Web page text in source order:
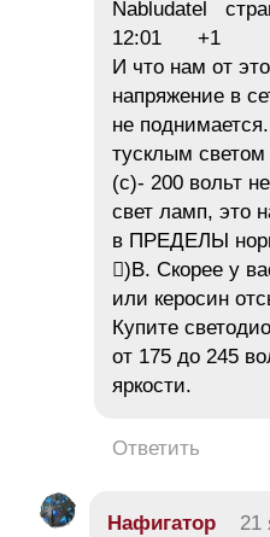
Nabludatel
12:01 +1
И что нам от
напряжение в
не
тусклым светом
(с)- 200 вольт
свет ламп, это
в ПРЕДЕЛЫ
𠡺)В. Скорее у
или керосин
Купите
от 175 до 245
яркости.
Ответить
Нафигатор 21